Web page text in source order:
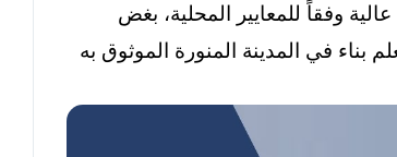
وفقاً للمعايير المحلية، بغض
في المدينة المنورة الموثوق به